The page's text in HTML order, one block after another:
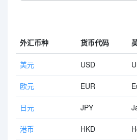
外汇币种 货币代码
美元 USD
欧元 EUR
日元 JPY
港币 HKD